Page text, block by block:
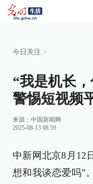
今日关注 >
“我是机长
警惕短视频
来源： 中国新闻网
2025-08-13 08:59
中新网北京8月12
想和我谈恋爱吗”